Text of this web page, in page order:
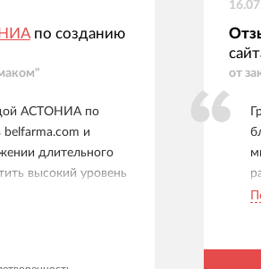
по созданию
АСТОНИА по
и
длительного
высокий уровень
от